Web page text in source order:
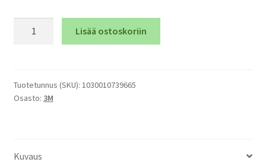
ja
tarvikemoduli
Lisää ostoskoriin
Tuotetunnus (SKU): 1030010739665
Osasto: 3M
Kuvaus